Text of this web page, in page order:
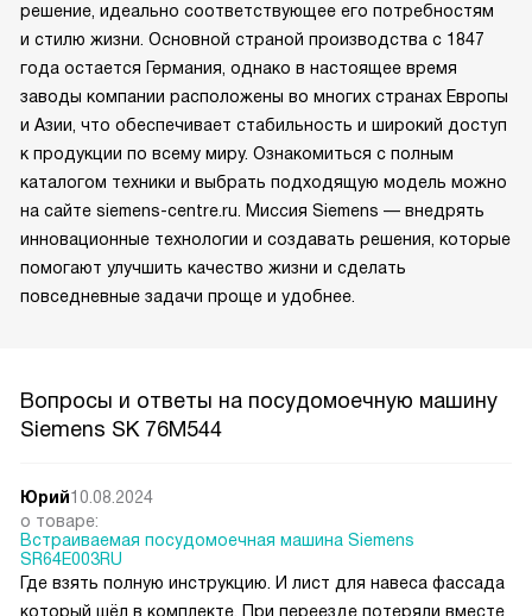
решение, идеально соответствующее его потребностям
и стилю жизни. Основной страной производства с 1847
года остается Германия, однако в настоящее время
заводы компании расположены во многих странах Европы
и Азии, что обеспечивает стабильность и широкий доступ
к продукции по всему миру. Ознакомиться с полным
каталогом техники и выбрать подходящую модель можно
на сайте siemens-centre.ru. Миссия Siemens — внедрять
инновационные технологии и создавать решения, которые
помогают улучшить качество жизни и сделать
повседневные задачи проще и удобнее.
Вопросы и ответы на посудомоечную машину
Siemens SK 76M544
Юрий10.08.2024
о товаре:
Встраиваемая посудомоечная машина Siemens
SR64E003RU
Где взять полную инструкцию. И лист для навеса фассада
который шёл в комплекте. При переезде потеряли вместе